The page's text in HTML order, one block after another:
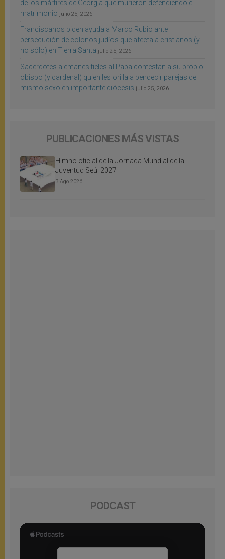
de los mártires de Georgia que murieron defendiendo el
matrimonio julio 25, 2026
Franciscanos piden ayuda a Marco Rubio ante
persecución de colonos judíos que afecta a cristianos (y
no sólo) en Tierra Santa julio 25, 2026
Sacerdotes alemanes fieles al Papa contestan a su propio
obispo (y cardenal) quien les orilla a bendecir parejas del
mismo sexo en importante diócesis julio 25, 2026
PUBLICACIONES MÁS VISTAS
Himno oficial de la Jornada Mundial de la
Juventud Seúl 2027
3 Ago 2026
PODCAST